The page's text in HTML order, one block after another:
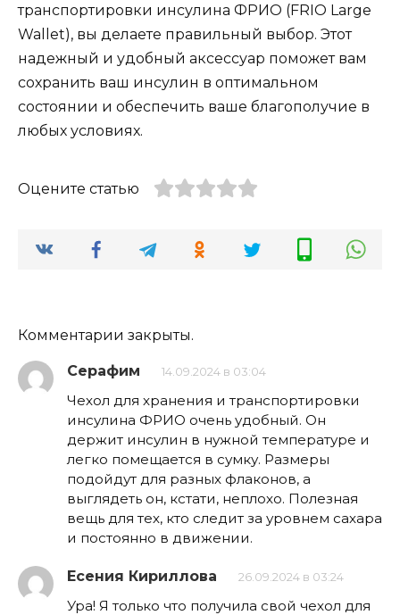
транспортировки инсулина ФРИО (FRIO Large
Wallet), вы делаете правильный выбор. Этот
надежный и удобный аксессуар поможет вам
сохранить ваш инсулин в оптимальном
состоянии и обеспечить ваше благополучие в
любых условиях.
Оцените статью
Комментарии закрыты.
Серафим 14.09.2024 в 03:04
Чехол для хранения и транспортировки
инсулина ФРИО очень удобный. Он
держит инсулин в нужной температуре и
легко помещается в сумку. Размеры
подойдут для разных флаконов, а
выглядеть он, кстати, неплохо. Полезная
вещь для тех, кто следит за уровнем сахара
и постоянно в движении.
Есения Кириллова 26.09.2024 в 03:24
Ура! Я только что получила свой чехол для